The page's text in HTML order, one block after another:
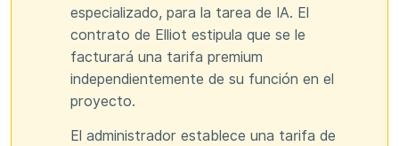
especializado, para la tarea de IA. El
contrato de Elliot estipula que se le
facturará una tarifa premium
independientemente de su función en el
proyecto.
El administrador establece una tarifa de